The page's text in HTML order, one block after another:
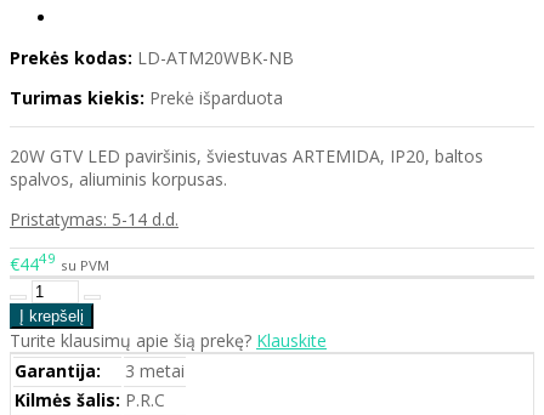
Prekės kodas: LD-ATM20WBK-NB
Turimas kiekis: Prekė išparduota
20W GTV LED paviršinis, šviestuvas ARTEMIDA, IP20, baltos
spalvos, aliuminis korpusas.
Pristatymas: 5-14 d.d.
€4449 su PVM
Turite klausimų apie šią prekę? Klauskite
Garantija:
3 metai
Kilmės šalis: P.R.C